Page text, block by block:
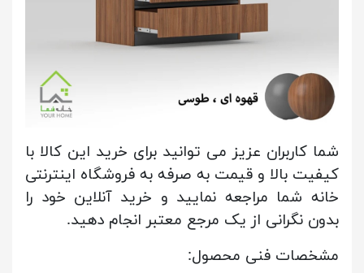
شما کاربران عزیز می توانید برای خرید این کالا با
کیفیت بالا و قیمت به صرفه به فروشگاه اینترنتی
خانه شما مراجعه نمایید و خرید آنلاین خود را
بدون نگرانی از یک مرجع معتبر انجام دهید.
مشخصات فنی محصول: